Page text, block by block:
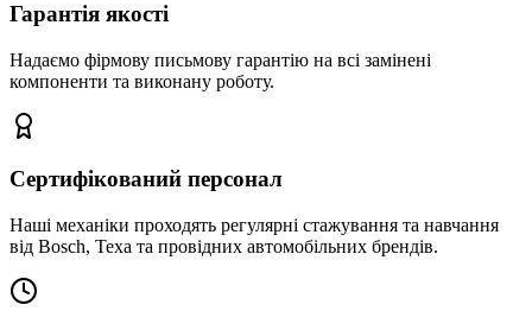
Гарантія якості
Надаємо фірмову письмову гарантію на всі замінені
компоненти та виконану роботу.
Сертифікований персонал
Наші механіки проходять регулярні стажування та навчання
від Bosch, Texa та провідних автомобільних брендів.